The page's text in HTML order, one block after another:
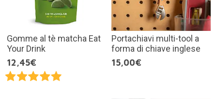
Gomme al tè matcha Eat
Your Drink
12,45€
Portachiavi multi-tool a
forma di chiave inglese
15,00€